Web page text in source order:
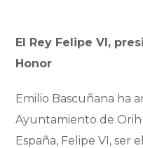
El Rey Felipe VI,
Honor
Emilio Bascuñana ha
Ayuntamiento de
España, Felipe VI, ser